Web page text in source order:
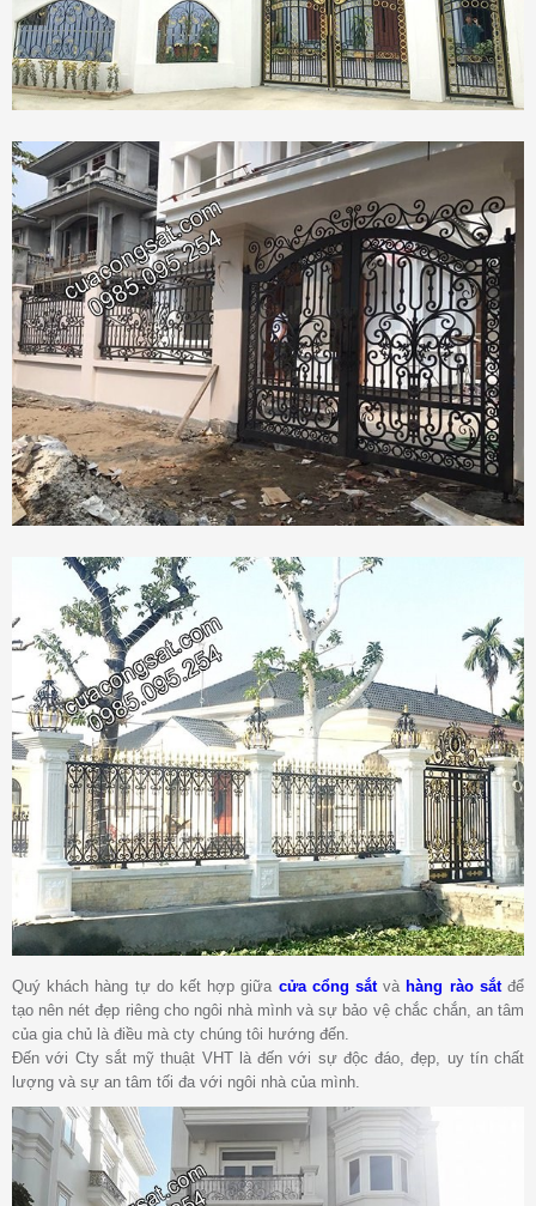
Quý khách hàng tự do kết hợp giữa cửa cổng sắtvà hàng rào sắtđể
tạo nên nét đẹp riêng cho ngôi nhà mình và sự bảo vệ chắc chắn, an tâm
của gia chủ là điều mà cty chúng tôi hướng đến.
Đến với Cty sắt mỹ thuật VHT là đến với sự độc đáo, đẹp, uy tín chất
lượng và sự an tâm tối đa với ngôi nhà của mình.